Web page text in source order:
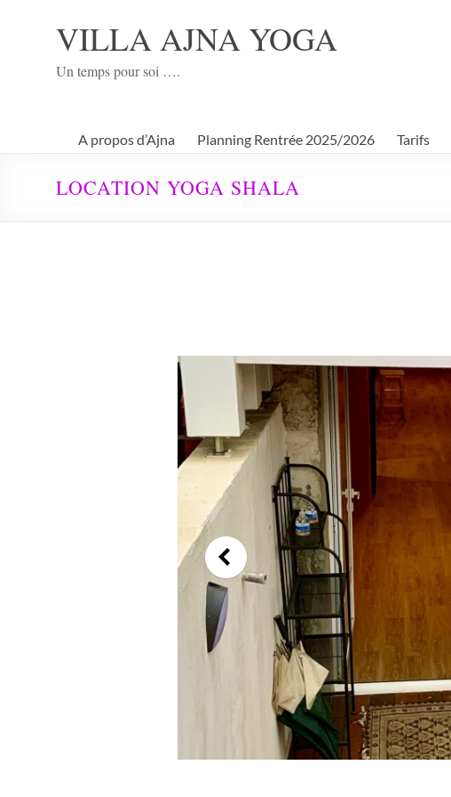
VILLA AJNA YOGA
Un temps pour soi ….
A propos d’Ajna Planning Rentrée 2025/2026 Tarifs
LOCATION YOGA SHALA